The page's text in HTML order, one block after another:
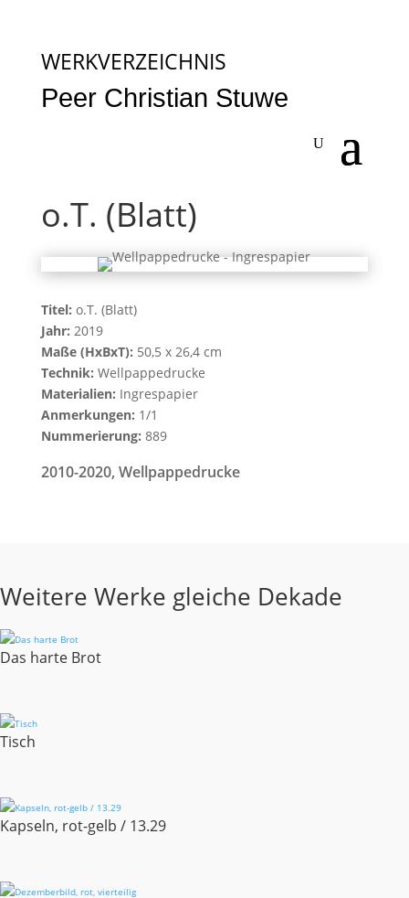
WERKVERZEICHNIS
Peer Christian Stuwe
o.T. (Blatt)
Titel: o.T. (Blatt)
Jahr: 2019
Maße (HxBxT): 50,5 x 26,4 cm
Technik: Wellpappedrucke
Materialien: Ingrespapier
Anmerkungen: 1/1
Nummerierung: 889
2010-2020, Wellpappedrucke
Weitere Werke gleiche Dekade
Das harte Brot
Tisch
Kapseln, rot-gelb / 13.29